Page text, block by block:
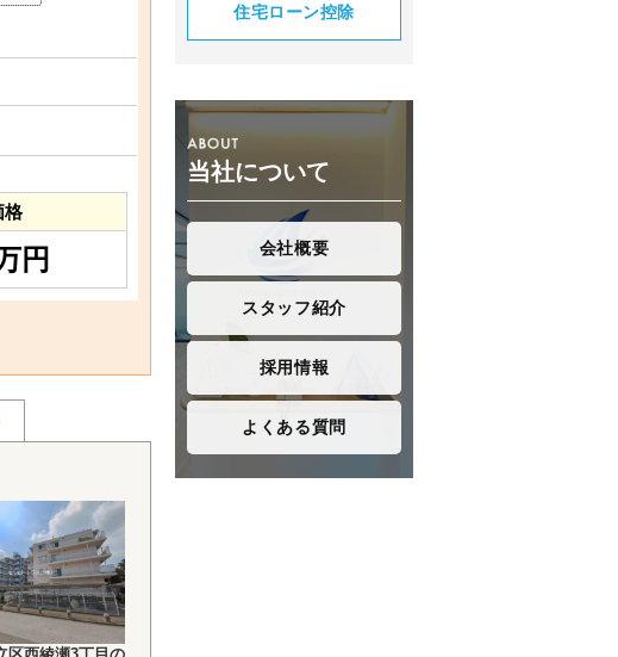
格
円
住宅ローン控除
当社について
会社概要
スタッフ紹介
採用情報
よくある質問